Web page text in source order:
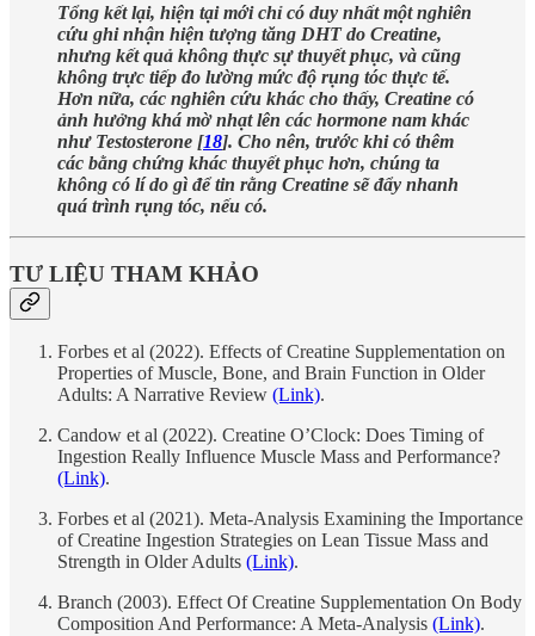
Tổng kết lại, hiện tại mới chỉ có duy nhất một nghiên
cứu ghi nhận hiện tượng tăng DHT do Creatine,
nhưng kết quả không thực sự thuyết phục, và cũng
không trực tiếp đo lường mức độ rụng tóc thực tế.
Hơn nữa, các nghiên cứu khác cho thấy, Creatine có
ảnh hưởng khá mờ nhạt lên các hormone nam khác
như Testosterone [18]. Cho nên, trước khi có thêm
các bằng chứng khác thuyết phục hơn, chúng ta
không có lí do gì để tin rằng Creatine sẽ đẩy nhanh
quá trình rụng tóc, nếu có.
TƯ LIỆU THAM KHẢO
Forbes et al (2022). Effects of Creatine Supplementation on
Properties of Muscle, Bone, and Brain Function in Older
Adults: A Narrative Review (Link).
Candow et al (2022). Creatine O’Clock: Does Timing of
Ingestion Really Influence Muscle Mass and Performance?
(Link).
Forbes et al (2021). Meta-Analysis Examining the Importance
of Creatine Ingestion Strategies on Lean Tissue Mass and
Strength in Older Adults (Link).
Branch (2003). Effect Of Creatine Supplementation On Body
Composition And Performance: A Meta-Analysis (Link).